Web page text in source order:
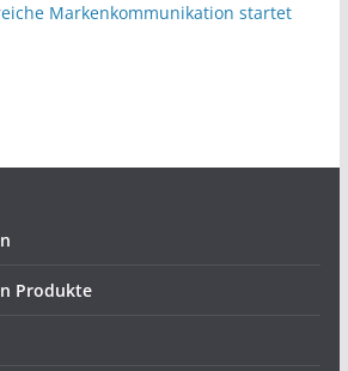
Markenkommunikation startet
Produkte